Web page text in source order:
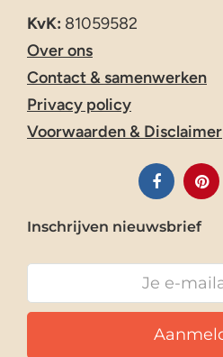
KvK: 81059582
Over ons
Contact & samenwerken
Privacy policy
Voorwaarden & Disclaimer
Inschrijven nieuwsbrief